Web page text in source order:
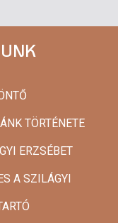
TÖRTÉNETE
ERZSÉBET
A SZILÁGYI